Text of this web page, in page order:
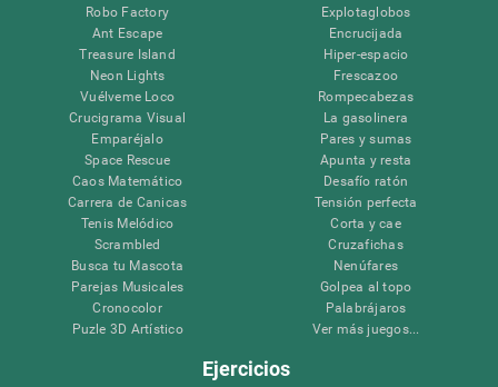
Robo Factory
Ant Escape
Treasure Island
Neon Lights
Vuélveme Loco
Crucigrama Visual
Emparéjalo
Space Rescue
Caos Matemático
Carrera de Canicas
Tenis Melódico
Scrambled
Busca tu Mascota
Parejas Musicales
Cronocolor
Puzle 3D Artístico
Explotaglobos
Encrucijada
Hiper-espacio
Frescazoo
Rompecabezas
La gasolinera
Pares y sumas
Apunta y resta
Desafío ratón
Tensión perfecta
Corta y cae
Cruzafichas
Nenúfares
Golpea al topo
Palabrájaros
Ver más juegos...
Ejercicios